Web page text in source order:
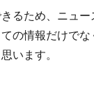
るため、ニュ
の情報だけで
います。